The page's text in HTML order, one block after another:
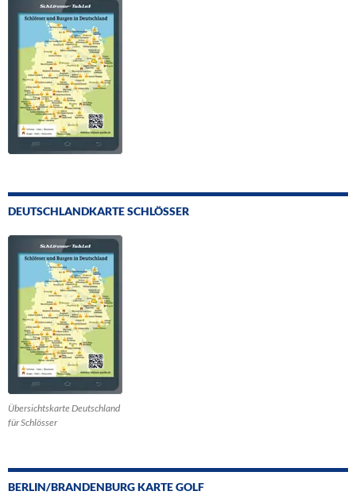
DEUTSCHLANDKARTE SCHLÖSSER
Übersichtskarte Deutschland
für Schlösser
BERLIN/BRANDENBURG KARTE GOLF